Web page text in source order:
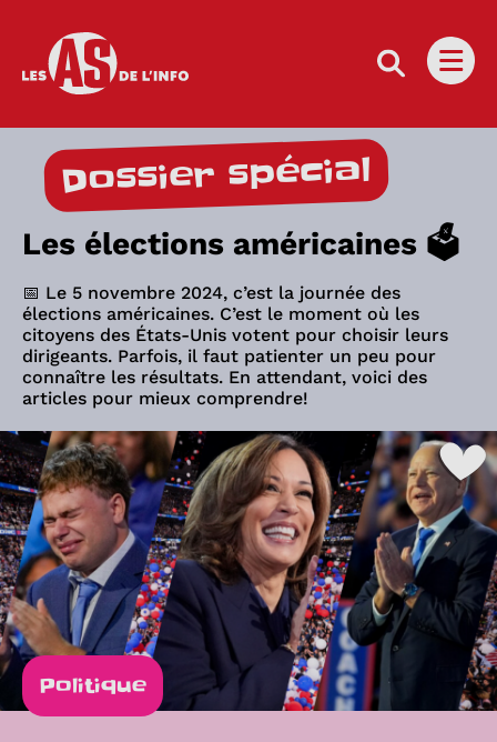
Les as de l'info
Dossier spécial
Les élections américaines 🗳️
📅 Le 5 novembre 2024, c’est la journée des
élections américaines. C’est le moment où les
citoyens des États-Unis votent pour choisir leurs
dirigeants. Parfois, il faut patienter un peu pour
connaître les résultats. En attendant, voici des
articles pour mieux comprendre!
Politique